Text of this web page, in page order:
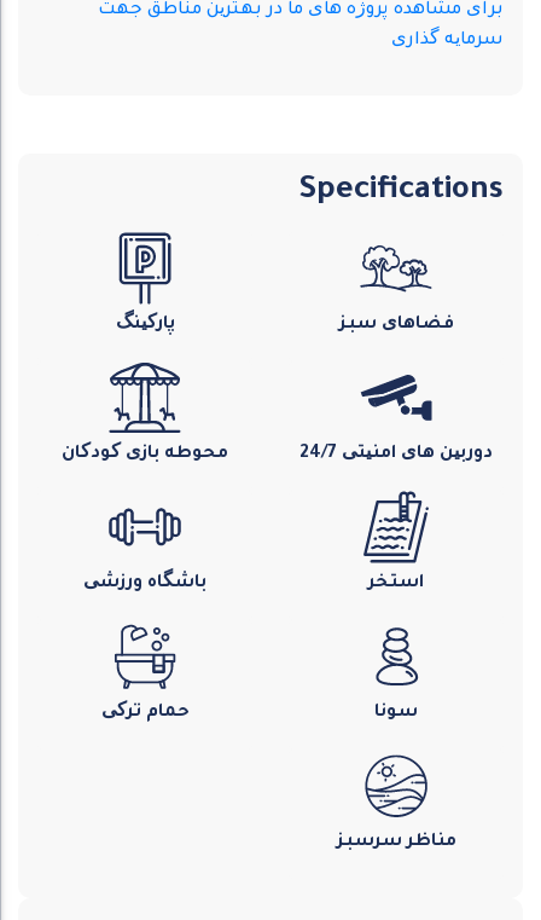
برای مشاهده پروژه های ما در بهترین مناطق جهت
سرمایه گذاری
Specifications
فضاهای سبز پارکینگ
دوربین های امنیتی 24/7 محوطه بازی کودکان
استخر باشگاه ورزشی
سونا حمام ترکی
مناظر سرسبز